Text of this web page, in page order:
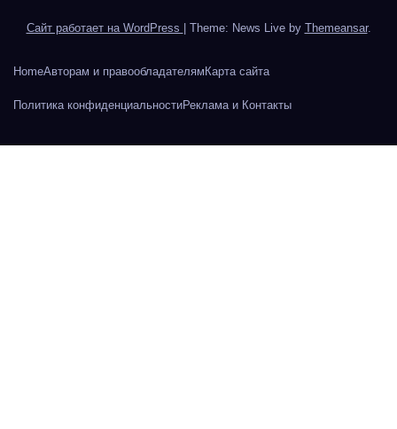
Сайт работает на WordPress Theme: News Live by Themeansar.
HomeАвторам и правообладателямКарта сайта
Политика конфиденциальностиРеклама и Контакты